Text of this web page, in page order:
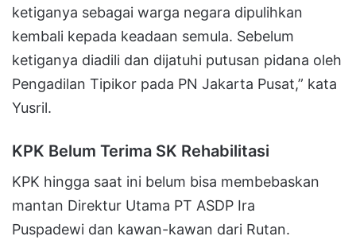
ketiganya sebagai warga negara dipulihkan
kembali kepada keadaan semula. Sebelum
ketiganya diadili dan dijatuhi putusan pidana oleh
Pengadilan Tipikor pada PN Jakarta Pusat,” kata
Yusril.
KPK Belum Terima SK Rehabilitasi
KPK hingga saat ini belum bisa membebaskan
mantan Direktur Utama PT ASDP Ira
Puspadewi dan kawan-kawan dari Rutan.